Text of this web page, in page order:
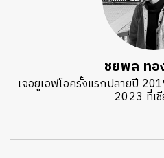
ชยพล ท
เจอยูเอฟโอครั้งแรกปลายปี
2023 ที่เ